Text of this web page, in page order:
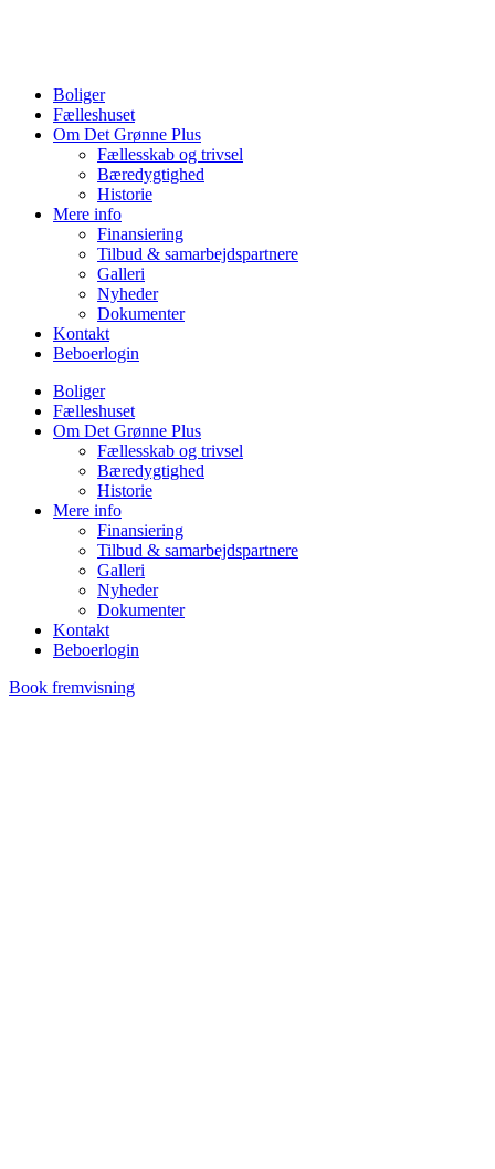
Boliger
Fælleshuset
Om Det Grønne Plus
Fællesskab og trivsel
Bæredygtighed
Historie
Mere info
Finansiering
Tilbud & samarbejdspartnere
Galleri
Nyheder
Dokumenter
Kontakt
Beboerlogin
Boliger
Fælleshuset
Om Det Grønne Plus
Fællesskab og trivsel
Bæredygtighed
Historie
Mere info
Finansiering
Tilbud & samarbejdspartnere
Galleri
Nyheder
Dokumenter
Kontakt
Beboerlogin
Book fremvisning